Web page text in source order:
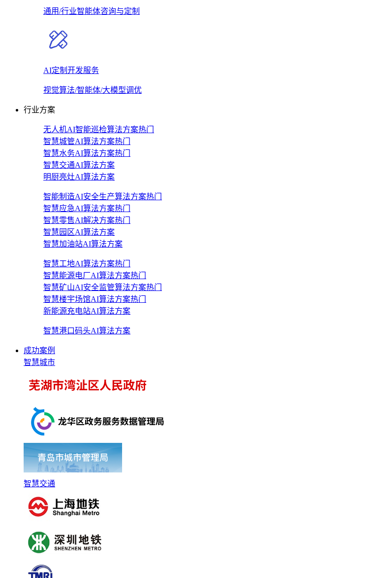
通用/行业智能体咨询与定制
AI定制开发服务
视觉算法/智能体/大模型调优
行业方案
无人机AI智能巡检算法方案热门
智慧城管AI算法方案热门
智慧水务AI算法方案热门
智慧交通AI算法方案
明厨亮灶AI算法方案
智能制造AI安全生产算法方案热门
智慧应急AI算法方案热门
智慧零售AI解决方案热门
智慧园区AI算法方案
智慧加油站AI算法方案
智慧工地AI算法方案热门
智慧能源电厂AI算法方案热门
智慧矿山AI安全监管算法方案热门
智慧楼宇场馆AI算法方案热门
新能源充电站AI算法方案
智慧港口码头AI算法方案
成功案例
智慧城市
智慧交通